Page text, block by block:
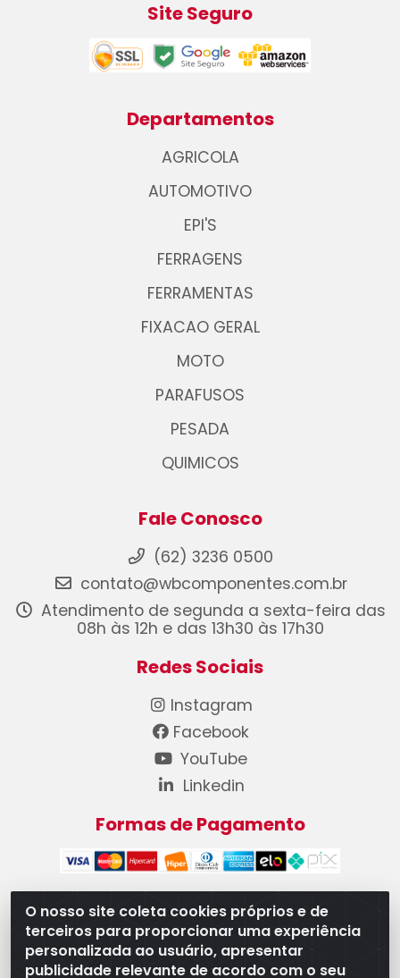
O nosso site coleta cookies próprios e de
terceiros para proporcionar uma experiência
personalizada ao usuário, apresentar
publicidade relevante de acordo com o seu
Site Seguro
Departamentos
AGRICOLA
AUTOMOTIVO
EPI'S
FERRAGENS
FERRAMENTAS
FIXACAO GERAL
MOTO
PARAFUSOS
PESADA
QUIMICOS
Fale Conosco
(62) 3236 0500
contato@wbcomponentes.com.br
Atendimento de segunda a sexta-feira das
08h às 12h e das 13h30 às 17h30
Redes Sociais
Instagram
Facebook
YouTube
Linkedin
Formas de Pagamento
WB Componentes Automotivos LTDA - CNPJ
08.528.393/0001-12 - Rua do Níquel, 667 - Parque
Oeste Industrial, Goiânia/GO - CEP 74375-660